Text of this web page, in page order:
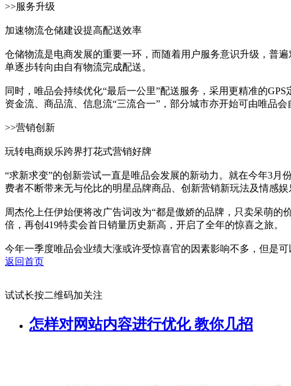
>>服务升级
加速物流仓储建设提高配送效率
仓储物流是电商发展的重要一环，而随着用户服务意识升级，普
单逐步转向由自有物流完成配送。
同时，唯品会持续优化“最后一公里”配送服务，采用更精准的
资金流、商品流、信息流“三流合一”，部分城市亦开始可由唯品
>>营销创新
玩转电商娱乐跨界打花式营销好牌
“求新求变”的创新尝试一直是唯品会发展的新动力。就在今年3月
费者不断带来无与伦比的明星品牌商品、创新营销新玩法及情感娱
周杰伦上任伊始便将改广告词改为“都是傲娇的品牌，只卖呆萌
倍，再创419特卖会首日销量历史新高，开启了全年的惊喜之旅。
今年一季度唯品会业绩大涨或许受惊喜官的因素影响不多，但是
返回首页
试试长按二维码加关注
怎样对网站内容进行优化 教你几招